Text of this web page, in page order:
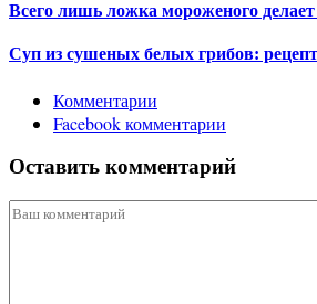
Всего лишь ложка мороженого
Суп из сушеных белых грибов:
Комментарии
Facebook комментарии
Оставить комментарий